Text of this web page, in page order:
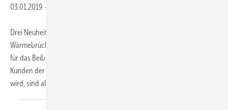
03.01.2019 -
Drei Neuheiten stellt ZUB auf der BAU 2019 vor: Das
Wärmebrückenprogramm ZUB Argos wird um die Rechengrundlagen
für das Beiblatt 2 der DIN 4108 erweitert. In der Ergänzung, die
Kunden der Argos 2018 Pro Version kostenfrei zur Verfügung gestellt
wird, sind alle bereits bekannten Details